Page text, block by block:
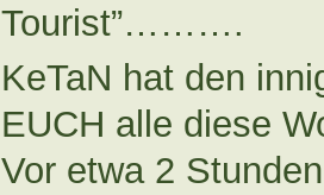
Tourist”……….
KeTaN hat den
EUCH alle diese
Vor etwa 2